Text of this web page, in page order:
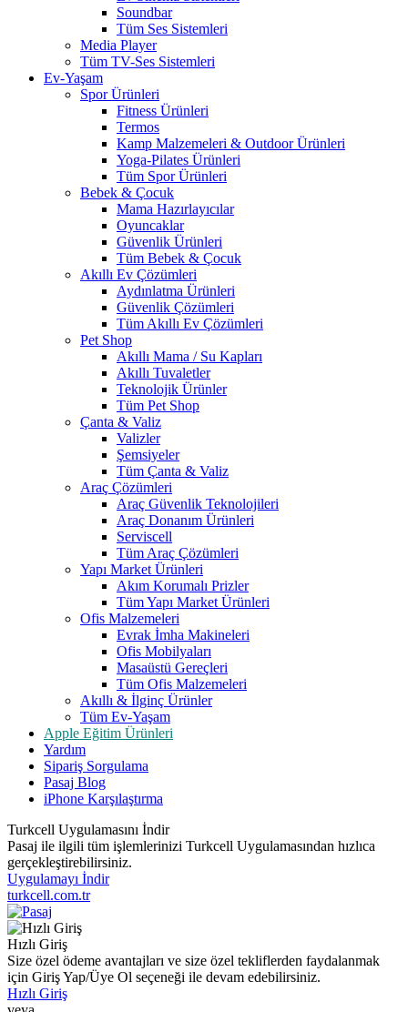
Soundbar
Tüm Ses Sistemleri
Media Player
Tüm TV-Ses Sistemleri
Ev-Yaşam
Spor Ürünleri
Fitness Ürünleri
Termos
Kamp Malzemeleri & Outdoor Ürünleri
Yoga-Pilates Ürünleri
Tüm Spor Ürünleri
Bebek & Çocuk
Mama Hazırlayıcılar
Oyuncaklar
Güvenlik Ürünleri
Tüm Bebek & Çocuk
Akıllı Ev Çözümleri
Aydınlatma Ürünleri
Güvenlik Çözümleri
Tüm Akıllı Ev Çözümleri
Pet Shop
Akıllı Mama / Su Kapları
Akıllı Tuvaletler
Teknolojik Ürünler
Tüm Pet Shop
Çanta & Valiz
Valizler
Şemsiyeler
Tüm Çanta & Valiz
Araç Çözümleri
Araç Güvenlik Teknolojileri
Araç Donanım Ürünleri
Serviscell
Tüm Araç Çözümleri
Yapı Market Ürünleri
Akım Korumalı Prizler
Tüm Yapı Market Ürünleri
Ofis Malzemeleri
Evrak İmha Makineleri
Ofis Mobilyaları
Masaüstü Gereçleri
Tüm Ofis Malzemeleri
Akıllı & İlginç Ürünler
Tüm Ev-Yaşam
Apple Eğitim Ürünleri
Yardım
Sipariş Sorgulama
Pasaj Blog
iPhone Karşılaştırma
Turkcell Uygulamasını İndir
Pasaj ile ilgili tüm işlemlerinizi Turkcell Uygulamasından hızlıca
gerçekleştirebilirsiniz.
Uygulamayı İndir
turkcell.com.tr
Hızlı Giriş
Size özel ödeme avantajları ve size özel tekliflerden faydalanmak
için Giriş Yap/Üye Ol seçeneği ile devam edebilirsiniz.
Hızlı Giriş